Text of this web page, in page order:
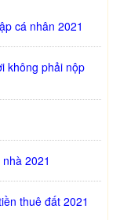
cá nhân 2021
không phải nộp
2021
thuê đất 2021